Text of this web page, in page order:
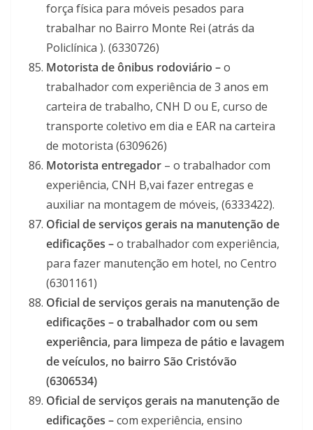
força física para móveis pesados para
trabalhar no Bairro Monte Rei (atrás da
Policlínica ). (6330726)
Motorista de ônibus rodoviário –o
trabalhador com experiência de 3 anos em
carteira de trabalho, CNH D ou E, curso de
transporte coletivo em dia e EAR na carteira
de motorista (6309626)
Motorista entregador – o trabalhador com
experiência, CNH B,vai fazer entregas e
auxiliar na montagem de móveis, (6333422).
Oficial de serviços gerais na manutenção de
edificações –o trabalhador com experiência,
para fazer manutenção em hotel, no Centro
(6301161)
Oficial de serviços gerais na manutenção de
edificações – o trabalhador com ou sem
experiência, para limpeza de pátio e lavagem
de veículos, no bairro São Cristóvão
(6306534)
Oficial de serviços gerais na manutenção de
edificações –com experiência, ensino